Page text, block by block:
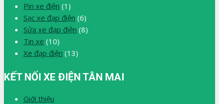
Pin xe điện (1)
Sạc xe đạp điện (6)
Sửa xe đạp điện (8)
Tin xe (10)
Xe đạp điện (13)
KẾT NỐI XE ĐIỆN TÂN MAI
Giới thiệu